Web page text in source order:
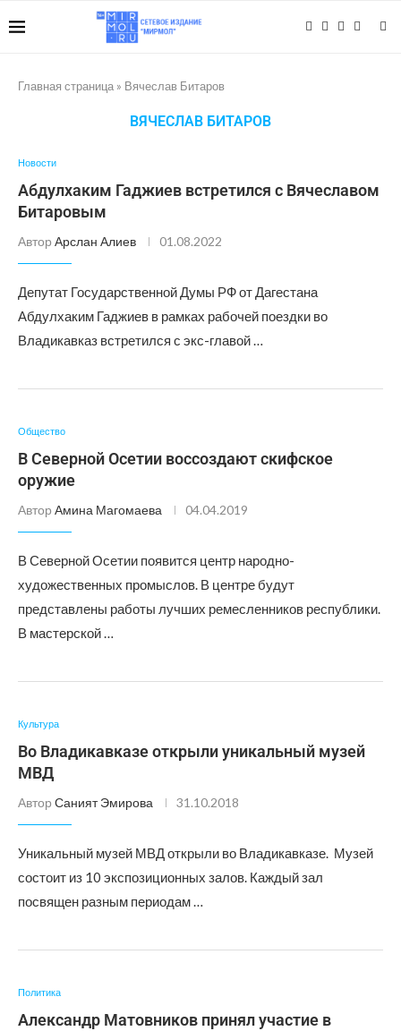
Главная страница » Вячеслав Битаров
ВЯЧЕСЛАВ БИТАРОВ
Новости
Абдулхаким Гаджиев встретился с Вячеславом
Битаровым
Автор Арслан Алиев 01.08.2022
Депутат Государственной Думы РФ от Дагестана
Абдулхаким Гаджиев в рамках рабочей поездки во
Владикавказ встретился с экс-главой …
Общество
В Северной Осетии воссоздают скифское
оружие
Автор Амина Магомаева 04.04.2019
В Северной Осетии появится центр народно-
художественных промыслов. В центре будут
представлены работы лучших ремесленников республики.
В мастерской …
Культура
Во Владикавказе открыли уникальный музей
МВД
Автор Саният Эмирова 31.10.2018
Уникальный музей МВД открыли во Владикавказе. Музей
состоит из 10 экспозиционных залов. Каждый зал
посвящен разным периодам …
Политика
Александр Матовников принял участие в